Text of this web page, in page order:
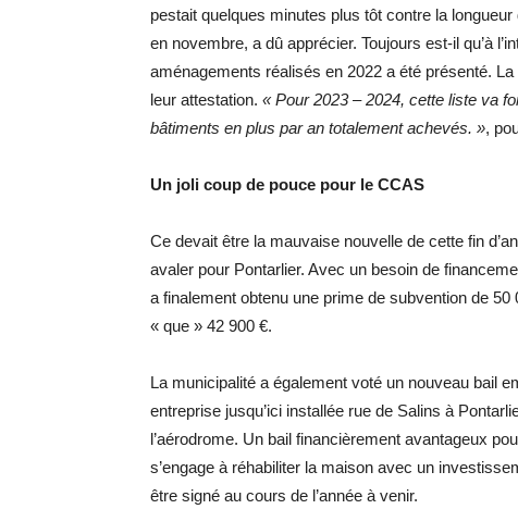
pestait quelques minutes plus tôt contre la longueur
en novembre, a dû apprécier. Toujours est-il qu’à
aménagements réalisés en 2022 a été présenté.
leur attestation. « Pour 2023 – 2024, cette liste va
bâtiments en plus par an totalement achevés. »,
Un joli coup de pouce pour le CCAS
Ce devait être la mauvaise nouvelle de cette fin
avaler pour Pontarlier. Avec un besoin de
a finalement obtenu une prime de subvention de
« que » 42 900 €.
La municipalité a également voté un nouveau bail
entreprise jusqu’ici installée rue de Salins à
l’aérodrome. Un bail financièrement avantageux
s’engage à réhabiliter la maison avec un
être signé au cours de l’année à venir.